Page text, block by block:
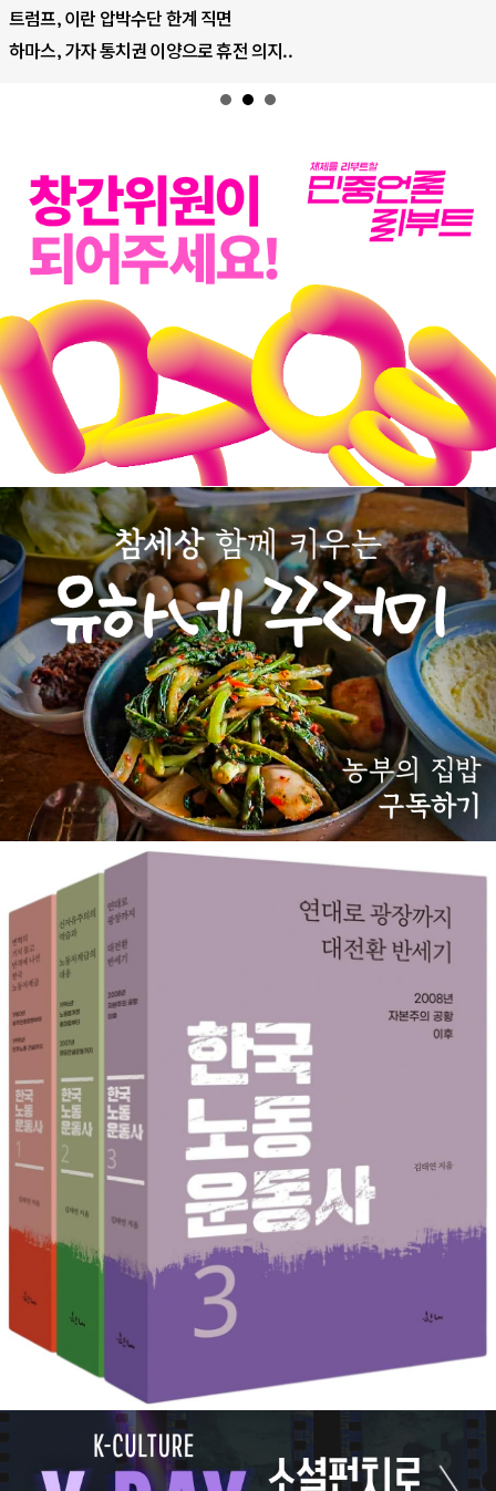
AI의 숨은 환경 비용: 데이터센터 확산..
AI는 어떻게 미국 민주주의를 잠식하고 ..